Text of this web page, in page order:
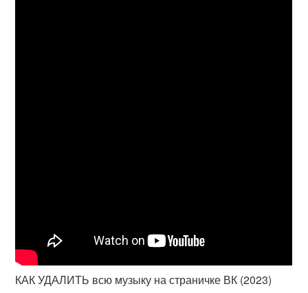
КАК УДАЛИТЬ всю музыку на страничке ВК (2023)